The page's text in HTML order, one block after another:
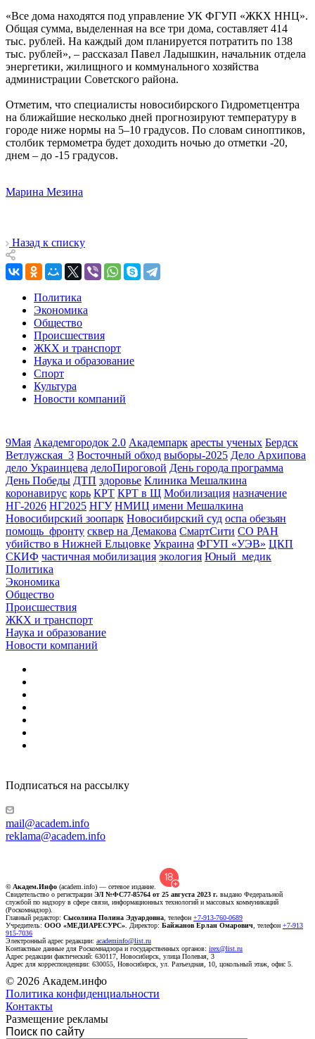
«Все дома находятся под управление УК ФГУП «ЖКХ ННЦ».
Общая сумма, выделенная на все три дома, составляет 414
тыс. рублей. На каждый дом планируется потратить по 138
тыс. рублей», – рассказал Павел Ладышкин, начальник отдела
энергетики, жилищного и коммунального хозяйства
администрации Советского района.
Отметим, что специалисты новосибирского Гидрометцентра
на ближайшие несколько дней прогнозируют температуру в
городе ниже нормы на 5–10 градусов. По словам синоптиков,
столбик термометра будет доходить ночью до отметки -20,
днем – до -15 градусов.
Марина Мезина
Назад к списку
Политика
Экономика
Общество
Происшествия
ЖКХ и транспорт
Наука и образование
Спорт
Культура
Новости компаний
9Мая Академгородок 2.0 Академпарк аресты ученых Бердск
Ветлужская_3 Восточный обход выборы-2025 Дело Архипова
дело Украинцева делоПироговой День города программа
День Победы ДТП здоровье Клиника Мешалкина
коронавирус корь КРТ КРТ в Щ Мобилизация назначение
НГ-2026 НГ2025 НГУ НМИЦ имени Мешалкина
Новосибирский зоопарк Новосибирский суд оспа обезьян
помощь_фронту сквер на Демакова СмартСити СО РАН
убийство в Нижней Ельцовке Украина ФГУП «УЭВ» ЦКП
СКИФ частичная мобилизация экология Юный_медик
Политика
Экономика
Общество
Происшествия
ЖКХ и транспорт
Наука и образование
Новости компаний
Подписаться на рассылку
mail@academ.info
reklama@academ.info
© Академ.Инфо (academ.info) — сетевое издание.
Свидетельство о регистрации ЭЛ №ФС77-85764 от 25 августа 2023 г. выдано Федеральной
службой по надзору в сфере связи, информационных технологий и массовых коммуникаций
(Роскомнадзор).
Главный редактор: Сысолина Полина Эдуардовна , телефон +7-913-760-0689
Учредитель: ООО «МЕДИАРЕСУРС» . Директор: Байжанов Ерлан Омарович , телефон +7-913
915-7036
Электронный адрес редакции: academinfo@list.ru
Контактные данные для Роскомнадзора и государственных органов: irex@list.ru
Адрес редакции фактический: 630117, Новосибирск, улица Полевая, 3
Адрес для корреспонденции: 630055, Новосибирск, ул. Разъездная, 10, цокольный этаж, офис 5.
© 2026 Академ.инфо
Политика конфиденциальности
Контакты
Размещение рекламы
Поиск по сайту